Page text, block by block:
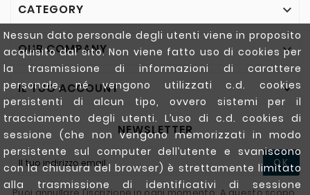
Nessun dato personale degli utenti viene in proposito
acquisito dal sito. Non viene fatto uso di cookies per
la trasmissione di informazioni di carattere
personale, né vengono utilizzati c.d. cookies
persistenti di alcun tipo, ovvero sistemi per il
tracciamento degli utenti. L’uso di c.d. cookies di
sessione (che non vengono memorizzati in modo
persistente sul computer dell’utente e svaniscono
con la chiusura del browser) è strettamente limitato
alla trasmissione di identificativi di sessione
CATEGORY 
OUR COMPANY 
IL TUO ACCOUNT 
NEWSLETTER
OK